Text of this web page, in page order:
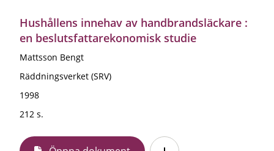
Hushållens innehav av handbrandsläckare :
en beslutsfattarekonomisk studie
Mattsson Bengt
Räddningsverket (SRV)
1998
212 s.